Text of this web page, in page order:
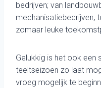
bedrijven; van
mechanisatiebedrijven,
zomaar leuke
Gelukkig is het ook een
teeltseizoen zo laat
vroeg mogelijk te